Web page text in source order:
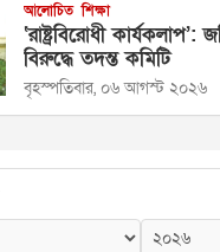
আলোচিত শিক্ষা
‘রাষ্ট্রবিরোধী
বিরুদ্ধে তদন্ত কমিটি
বৃহস্পতিবার, ০৬ আগস্ট ২০২৬